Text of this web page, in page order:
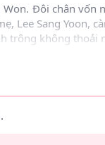
Won. Đôi chân
Lee Sang Yoon,
trông không thoải